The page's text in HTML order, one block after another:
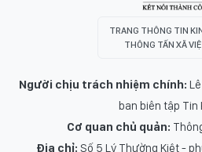
TRANG THÔNG TIN
THÔNG TẤN XÃ
Người chịu trách nhiệm chính:
ban biên tập Tin
Cơ quan chủ quản:
Địa chỉ: Số 5 Lý Thường Kiệt -